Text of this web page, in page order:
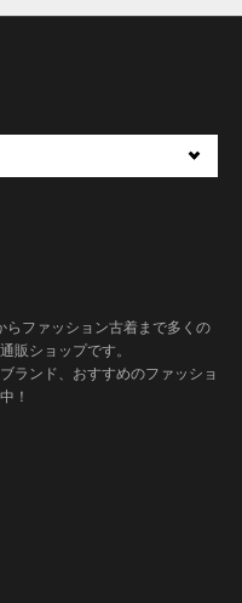
ファッション古着まで多くの
販ショップです。
ランド、おすすめのファッショ
！